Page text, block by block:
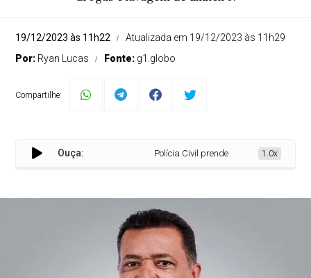
19/12/2023 às 11h22
Atualizada em 19/12/2023 às 11h29
Por: Ryan Lucas Fonte: g1.globo
Compartilhe:
Ouça: Polícia Civil prende Vereador de Ibirité
1.0x